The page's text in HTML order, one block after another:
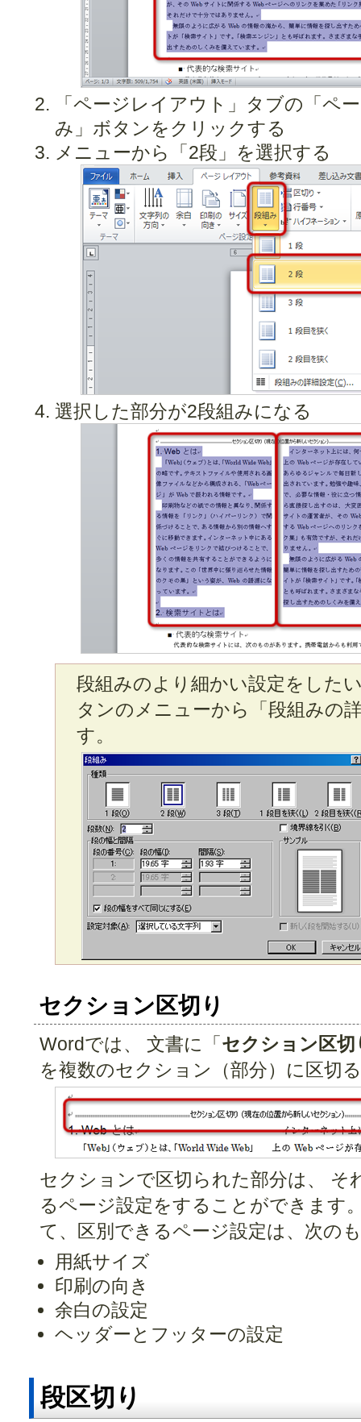
「ページレイアウト」タブの「ペ
み」ボタンをクリックする
メニューから「2段」を選択する
選択した部分が2段組みになる
段組みのより細かい設定をした
タンのメニューから「段組みの
す。
セクション区切り
Wordでは、 文書に「セクション区切
を複数のセクション（部分）に区切
セクションで区切られた部分は、 そ
るページ設定をすることができます
て、区別できるページ設定は、次の
用紙サイズ
印刷の向き
余白の設定
ヘッダーとフッターの設定
段区切り